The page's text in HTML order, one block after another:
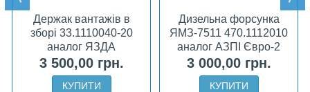
Держак вантажів в
зборі 33.1110040-20
аналог ЯЗДА
3 500,00 грн.
КУПИТИ
Дизельна форсунка
ЯМЗ-7511 470.1112010
аналог АЗПІ Євро-2
3 000,00 грн.
КУПИТИ